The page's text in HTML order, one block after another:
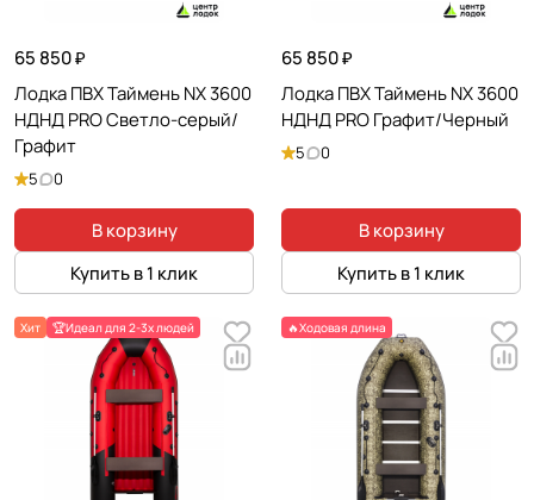
65 850 ₽
Лодка ПВХ Таймень NX 3600
НДНД PRO Светло-серый/
Графит
5 0
В корзину
Купить в 1 клик
65 850 ₽
Лодка ПВХ Таймень NX 3600
НДНД PRO Графит/Черный
5 0
В корзину
Купить в 1 клик
Хит 🏆Идеал для 2-3х людей 🔥Ходовая длина